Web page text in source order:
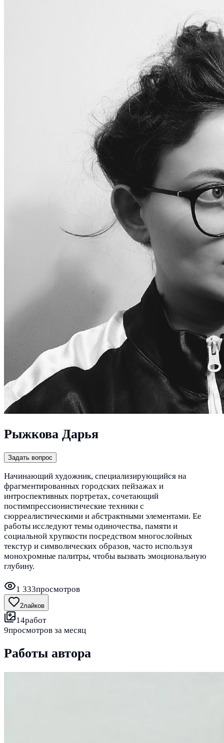
Рыжкова Дарья
Задать вопрос
Начинающий художник, специализирующийся на
фрагментированных городских пейзажах и
интроспективных портретах, сочетающий
постимпрессионистические техники с
сюрреалистическими и абстрактными элементами. Ее
работы исследуют темы одиночества, памяти и
социальной хрупкости посредством многослойных
текстур и символических образов, часто используя
монохромные палитры, чтобы вызвать эмоциональную
глубину.
1 333просмотров
2лайков
14работ
9просмотров за месяц
Работы автора